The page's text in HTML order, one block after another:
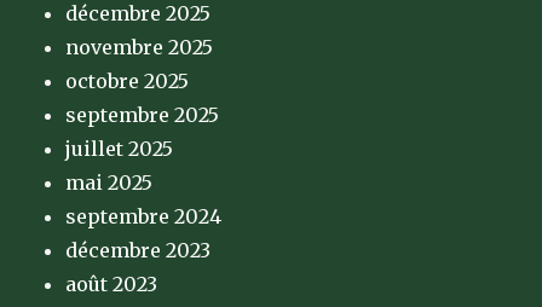
décembre 2025
novembre 2025
octobre 2025
septembre 2025
juillet 2025
mai 2025
septembre 2024
décembre 2023
août 2023